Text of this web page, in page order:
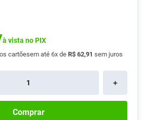
à vista no PIX
cartõesem até 6x de R$ 62,91 sem juros
＋
Comprar
Sec